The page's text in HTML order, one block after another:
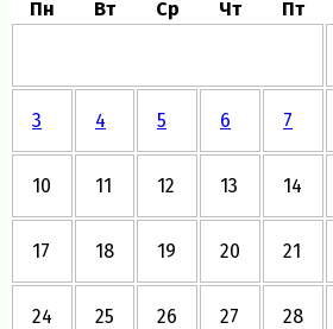
Пн
Вт Ср Чт Пт
3 4 5 6 7
10 11 12 13 14
17 18 19 20 21
24 25 26 27 28